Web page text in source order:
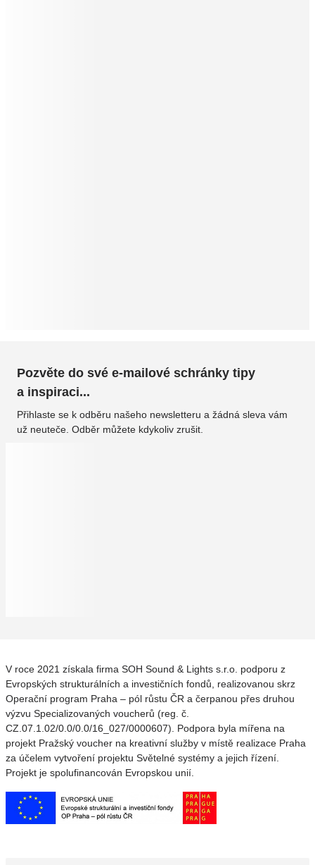
Pozvěte do své e-mailové schránky tipy
a inspiraci...
Přihlaste se k odběru našeho newsletteru a žádná sleva vám
už neuteče. Odběr můžete kdykoliv zrušit.
V roce 2021 získala firma SOH Sound & Lights s.r.o. podporu z
Evropských strukturálních a investičních fondů, realizovanou skrz
Operační program Praha – pól růstu ČR a čerpanou přes druhou
výzvu Specializovaných voucherů (reg. č.
CZ.07.1.02/0.0/0.0/16_027/0000607). Podpora byla mířena na
projekt Pražský voucher na kreativní služby v místě realizace Praha
za účelem vytvoření projektu Světelné systémy a jejich řízení.
Projekt je spolufinancován Evropskou unií.